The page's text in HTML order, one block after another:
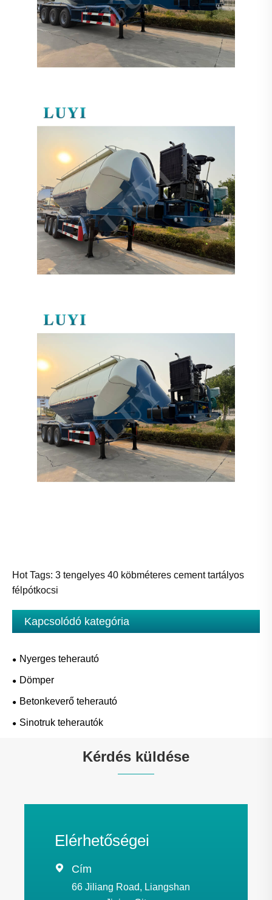
Hot Tags: 3 tengelyes 40 köbméteres cement tartályos
félpótkocsi
Kapcsolódó kategória
Nyerges teherautó
Dömper
Betonkeverő teherautó
Sinotruk teherautók
Kérdés küldése
Elérhetőségei
 Cím
66 Jiliang Road, Liangshan